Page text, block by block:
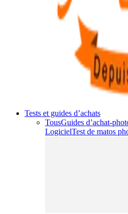
Tests et guides d’achats
TousGuides d’achat-
LogicielTest de matos